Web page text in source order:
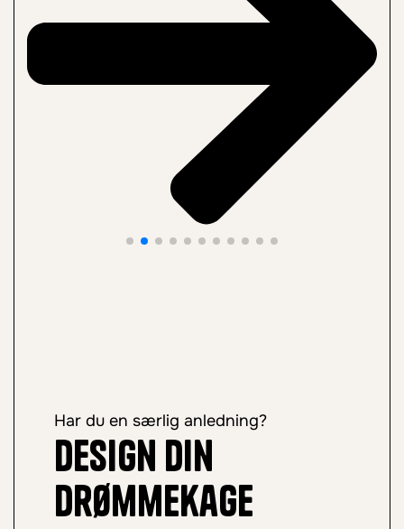
Har du en særlig anledning?
Design din
drømmekage